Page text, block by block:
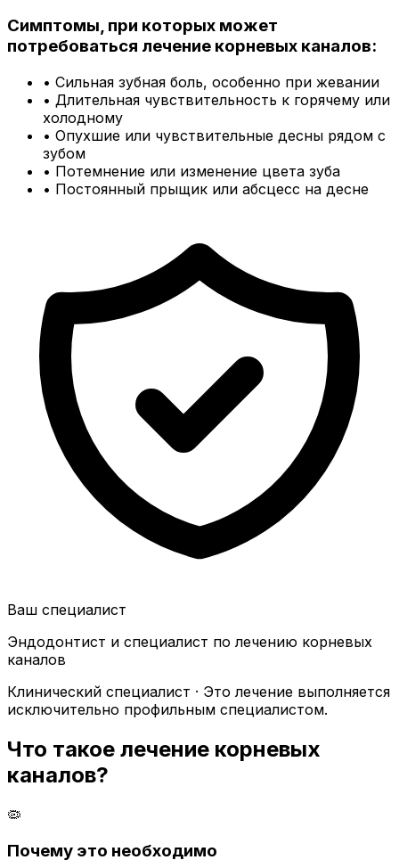
Симптомы, при которых может
потребоваться лечение корневых каналов:
• Сильная зубная боль, особенно при жевании
• Длительная чувствительность к горячему или
холодному
• Опухшие или чувствительные десны рядом с
зубом
• Потемнение или изменение цвета зуба
• Постоянный прыщик или абсцесс на десне
Ваш специалист
Эндодонтист и специалист по лечению корневых
каналов
Клинический специалист · Это лечение выполняется
исключительно профильным специалистом.
Что такое лечение корневых
каналов?
🦠
Почему это необходимо